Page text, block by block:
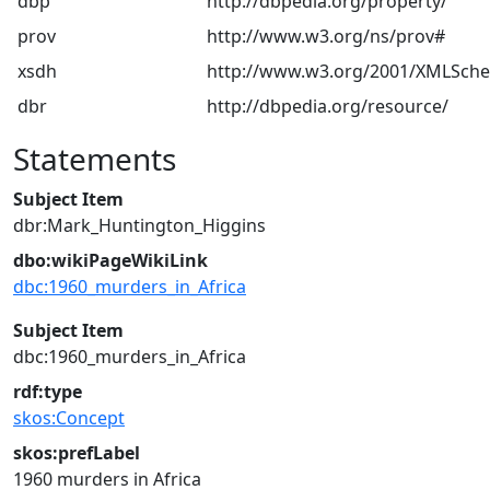
prov
http://www.w3.org/ns/prov#
xsdh
http://www.w3.org/2001/
dbr
http://dbpedia.org/resource/
Statements
Subject Item
dbr:Mark_Huntington_Higgins
dbo:wikiPageWikiLink
dbc:1960_murders_in_Africa
Subject Item
dbc:1960_murders_in_Africa
rdf:type
skos:Concept
skos:prefLabel
1960 murders in Africa